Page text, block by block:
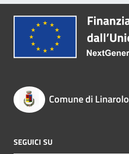
Comune di Linarolo
SEGUICI SU